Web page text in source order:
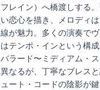
レイン）へ橋渡しする
恋心を描き、メロディ
が魅力。多くの演奏で
テンポ・インという構
ラード〜ミディアム・
なるが、丁寧なブレスと
ート・コードの陰影が